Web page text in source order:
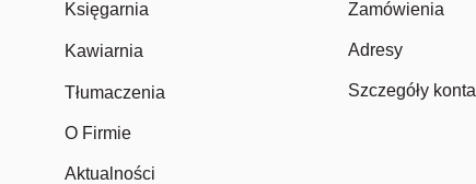
Księgarnia
Kawiarnia
Tłumaczenia
O Firmie
Aktualności
Zamówienia
Adresy
Szczegóły konta